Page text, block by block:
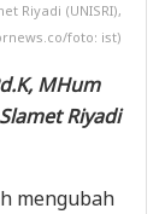
Riyadi (UNISRI),
foto: ist)
MHum
Riyadi
mengubah